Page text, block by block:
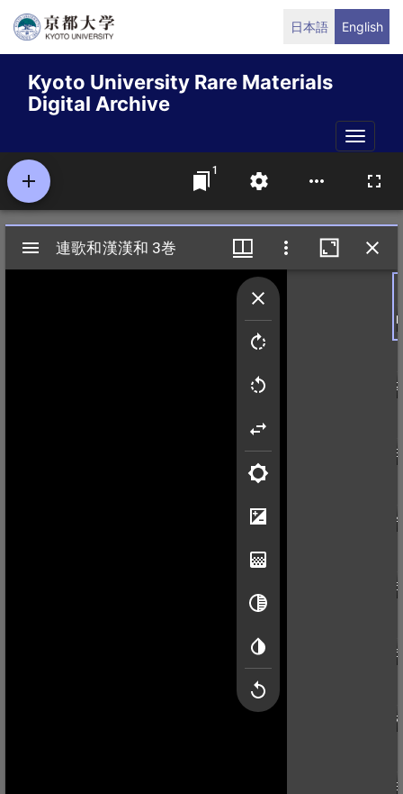
Skip
content
日本語 English
Kyoto University Rare Materials
Digital Archive
Toggle